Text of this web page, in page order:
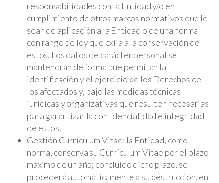
responsabilidades con la Entidad y/o en
cumplimiento de otros marcos normativos que le
sean de aplicación a la Entidad o de una norma
con rango de ley que exija a la conservación de
estos. Los datos de carácter personal se
mantendrán de forma que permitan la
identificación y el ejercicio de los Derechos de
los afectados y, bajo las medidas técnicas
jurídicas y organizativas que resulten necesarias
para garantizar la confidencialidad e integridad
de estos.
Gestión Currículum Vitae: la Entidad, como
norma, conserva su Currículum Vitae por el plazo
máximo de un año; concluido dicho plazo, se
procederá automáticamente a su destrucción, en